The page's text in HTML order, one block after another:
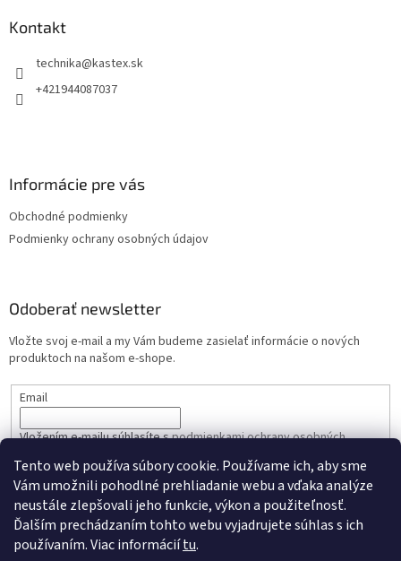
Tento web používa súbory cookie. Používame ich, aby sme
Vám umožnili pohodlné prehliadanie webu a vďaka analýze
neustále zlepšovali jeho funkcie, výkon a použiteľnosť.
Ďalším prechádzaním tohto webu vyjadrujete súhlas s ich
používaním. Viac informáciítu.
Kontakt
technika@kastex.sk
+421944087037
Informácie pre vás
Obchodné podmienky
Podmienky ochrany osobných údajov
Odoberať newsletter
Vložte svoj e-mail a my Vám budeme zasielať informácie o nových
produktoch na našom e-shope.
Email
Vložením e-mailu súhlasíte spodmienkami ochrany osobných
PRIHLÁSIŤ SA